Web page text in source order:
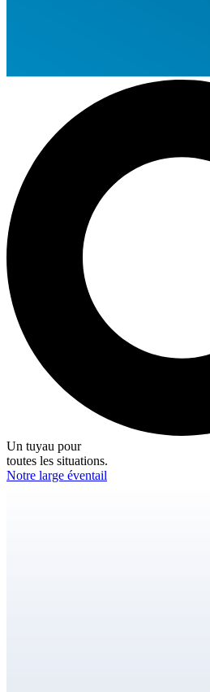
Un tuyau pour
toutes les situations.
Notre large éventail